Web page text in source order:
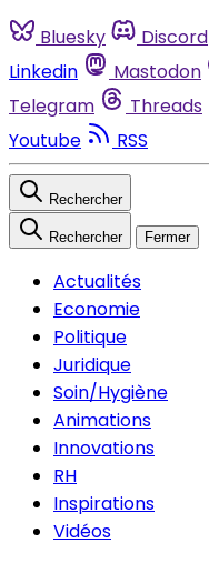
Bluesky Discord
Linkedin
Mastodon
Telegram
Threads
Youtube
RSS
Rechercher
Rechercher Fermer
Actualités
Economie
Politique
Juridique
Soin/Hygiène
Animations
Innovations
RH
Inspirations
Vidéos